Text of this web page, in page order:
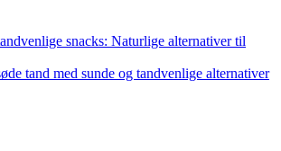
snacks: Naturlige alternativer til
tand med sunde og tandvenlige alternativer